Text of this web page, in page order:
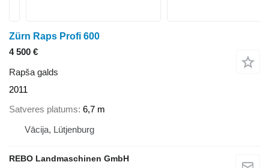
Zürn Raps Profi 600
4 500 €
Rapša galds
2011
Satveres platums 6,7 m
Vācija, Lütjenburg
REBO Landmaschinen GmbH